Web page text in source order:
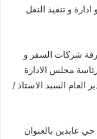
و تنفيذ النقل
شركات السفر و
مجلس الادارة
العام السيد الاستاذ /
عابدين بالعنوان